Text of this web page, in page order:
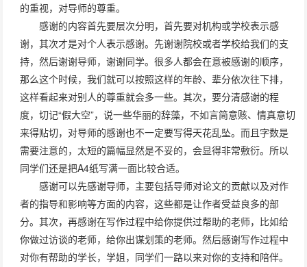
的重视，对导师的尊重。
感谢的内容首先要层次分明，首先要对机构或学校表示感
谢，其次才是对个人表示感谢。先谢谢院校或者学校给我们的支
持，然后谢谢导师，谢谢同学。很多人都会在意被感谢的顺序，
那么这个时候，我们就可以按照这样的年龄、辈分依次往下排，
这样看起来对别人的尊重就会多一些。其次，要分清感谢的程
度，切记“假大空”，说一些华丽的辞藻，不如言简意赅、情真意切
来得贴切，对导师的感谢也不一定要写得天花乱坠。而且字数是
需要注意的，太短的篇幅显然是不妥的，会显得非常敷衍。所以
同学们还是把A4纸写满一面比较合适。
感谢可以先感谢导师，主要包括导师对论文的贡献以及对作
者的指导和影响等方面的内容，这些都是让作者受益良多的部
分。其次，再感谢在写作过程中给你提供过帮助的老师，比如给
你做过访谈的老师，给你出谋划策的老师。然后感谢写作过程中
对你有帮助的学长，学姐，同学们一路以来对你的支持和陪伴。